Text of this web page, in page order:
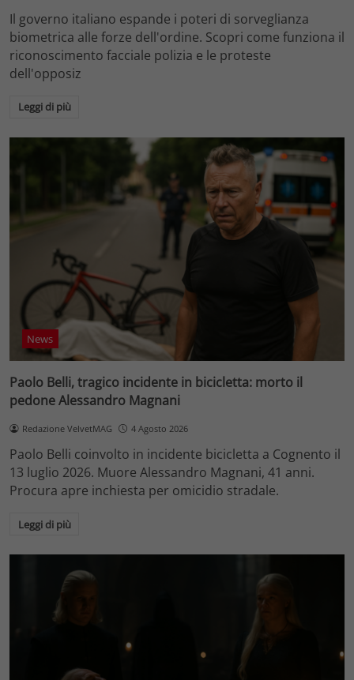
Il governo italiano espande i poteri di sorveglianza
biometrica alle forze dell'ordine. Scopri come funziona il
riconoscimento facciale polizia e le proteste
dell'opposiz
Leggi di più
News
Paolo Belli, tragico incidente in bicicletta: morto il
pedone Alessandro Magnani
Redazione VelvetMAG 4 Agosto 2026
Paolo Belli coinvolto in incidente bicicletta a Cognento il
13 luglio 2026. Muore Alessandro Magnani, 41 anni.
Procura apre inchiesta per omicidio stradale.
Leggi di più